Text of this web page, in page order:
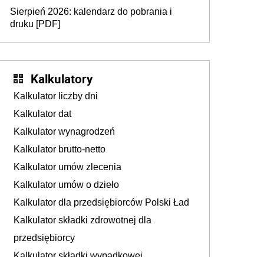
sprawdza
Sierpień 2026: kalendarz do pobrania i
druku [PDF]
Kalkulatory
Kalkulator liczby dni
Kalkulator dat
Kalkulator wynagrodzeń
Kalkulator brutto-netto
Kalkulator umów zlecenia
Kalkulator umów o dzieło
Kalkulator dla przedsiębiorców Polski Ład
Kalkulator składki zdrowotnej dla
przedsiębiorcy